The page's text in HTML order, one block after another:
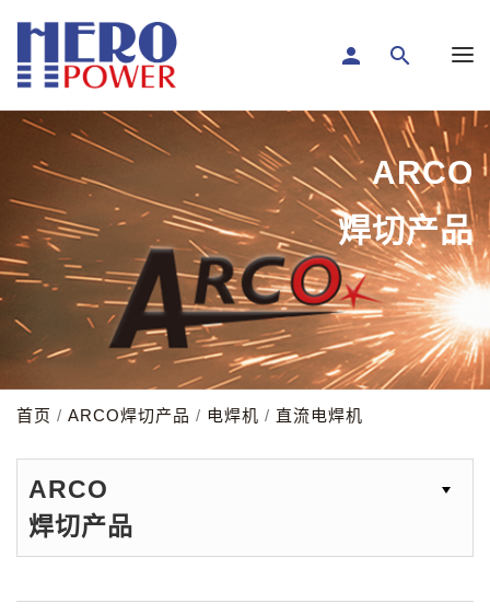
person search
ARCO
焊切产品
首页 / ARCO焊切产品 / 电焊机 / 直流电焊机
ARCO
焊切产品